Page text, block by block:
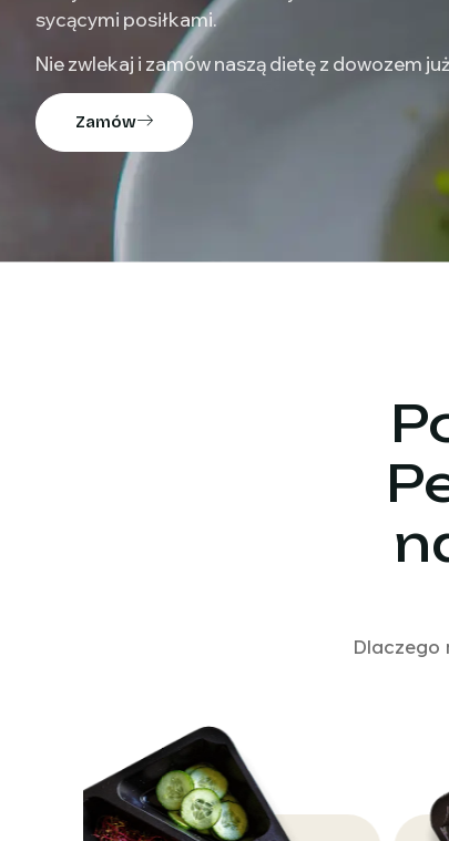
sycącymi posiłkami.
Nie zwlekaj i zamów naszą dietę z dowozem
Zamów
Dlaczego